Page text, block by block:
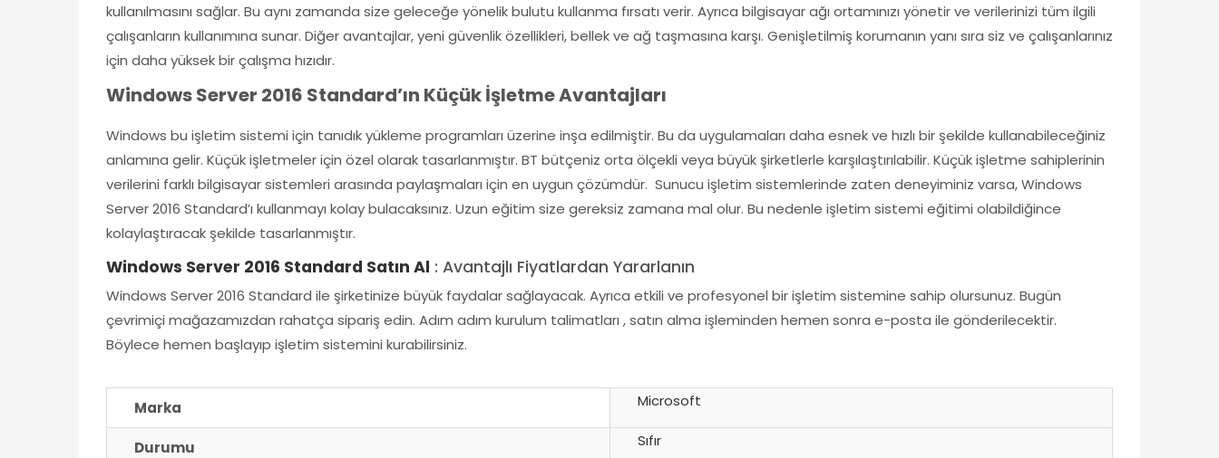
kullanılmasını sağlar. Bu aynı zamanda size geleceğe yönelik bulutu kullanma fırsatı verir. Ayrıca bilgisayar ağı ortamınızı yönetir ve verilerinizi tüm ilgili
çalışanların kullanımına sunar. Diğer avantajlar, yeni güvenlik özellikleri, bellek ve ağ taşmasına karşı. Genişletilmiş korumanın yanı sıra siz ve çalışanlarınız
için daha yüksek bir çalışma hızıdır.
Windows Server 2016 Standard’ın Küçük İşletme Avantajları
Windows bu işletim sistemi için tanıdık yükleme programları üzerine inşa edilmiştir. Bu da uygulamaları daha esnek ve hızlı bir şekilde kullanabileceğiniz
anlamına gelir. Küçük işletmeler için özel olarak tasarlanmıştır. BT bütçeniz orta ölçekli veya büyük şirketlerle karşılaştırılabilir. Küçük işletme sahiplerinin
verilerini farklı bilgisayar sistemleri arasında paylaşmaları için en uygun çözümdür. Sunucu işletim sistemlerinde zaten deneyiminiz varsa, Windows
Server 2016 Standard’ı kullanmayı kolay bulacaksınız. Uzun eğitim size gereksiz zamana mal olur. Bu nedenle işletim sistemi eğitimi olabildiğince
kolaylaştıracak şekilde tasarlanmıştır.
Windows Server 2016 Standard Satın Al : Avantajlı Fiyatlardan Yararlanın
Windows Server 2016 Standard ile şirketinize büyük faydalar sağlayacak. Ayrıca etkili ve profesyonel bir işletim sistemine sahip olursunuz. Bugün
çevrimiçi mağazamızdan rahatça sipariş edin. Adım adım kurulum talimatları , satın alma işleminden hemen sonra e-posta ile gönderilecektir.
Böylece hemen başlayıp işletim sistemini kurabilirsiniz.
Marka Microsoft
Durumu Sıfır